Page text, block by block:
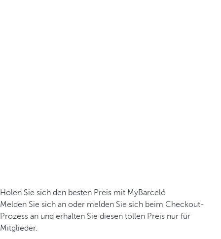
Holen Sie sich den besten Preis mit MyBarceló
Melden Sie sich an oder melden Sie sich beim Checkout-
Prozess an und erhalten Sie diesen tollen Preis nur für
Mitglieder.